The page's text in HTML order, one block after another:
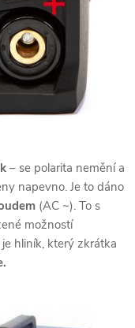
– se polarita nemění a
napevno. Je to dáno
(AC ~). To s
možností
hliník, který zkrátka